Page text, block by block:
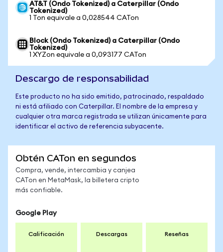
AT&T (Ondo Tokenized) a Caterpillar (Ondo
Tokenized)
1 Ton equivale a 0,028544 CATon
Block (Ondo Tokenized) a Caterpillar (Ondo
Tokenized)
1 XYZon equivale a 0,093177 CATon
Descargo de responsabilidad
Este producto no ha sido emitido, patrocinado, respaldado
ni está afiliado con Caterpillar. El nombre de la empresa y
cualquier otra marca registrada se utilizan únicamente para
identificar el activo de referencia subyacente.
Obtén CATon en segundos
Compra, vende, intercambia y canjea
CATon en MetaMask, la billetera cripto
más confiable.
Google Play
Calificación Descargas Reseñas